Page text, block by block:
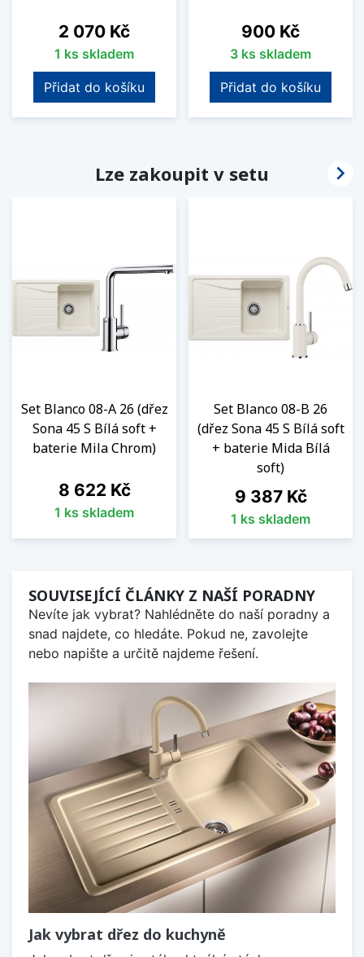
Cena
2 070 Kč
1 ks skladem
Přidat do košíku
Cena
900 Kč
3 ks skladem
Přidat do košíku
Lze zakoupit v setu
Set Blanco 08-A 26 (dřez
Sona 45 S Bílá soft +
baterie Mila Chrom)
Cena
8 622 Kč
1 ks skladem
Set Blanco 08-B 26
(dřez Sona 45 S Bílá soft
+ baterie Mida Bílá
soft)
Cena
9 387 Kč
1 ks skladem

SOUVISEJÍCÍ ČLÁNKY Z NAŠÍ PORADNY
Nevíte jak vybrat? Nahlédněte do naší poradny a
snad najdete, co hledáte. Pokud ne, zavolejte
nebo napište a určitě najdeme řešení.
Jak vybrat dřez do kuchyně